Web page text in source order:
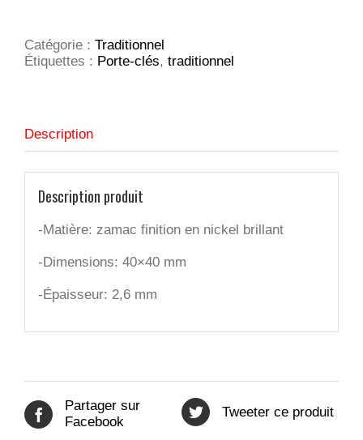
Catégorie : Traditionnel
Étiquettes : Porte-clés, traditionnel
Description
Description produit
-Matière: zamac finition en nickel brillant
-Dimensions: 40×40 mm
-Épaisseur: 2,6 mm
Partager sur
Facebook
Tweeter ce produit